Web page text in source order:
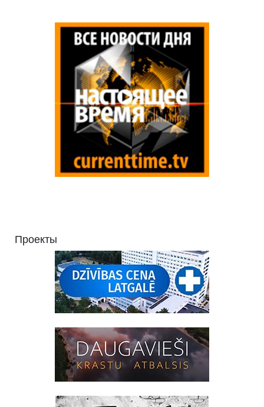
Проекты